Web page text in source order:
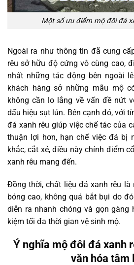
Một số ưu điểm mộ đôi đá
Ngoài ra như thông tin đã cung
rêu sở hữu độ cứng vô cùng cao,
nhất những tác động bên ngoài
khách hàng sở những mẫu mộ
không cần lo lắng về vấn đề nứt
dấu hiệu sụt lún. Bên cạnh đó, với
đá xanh rêu giúp việc chế tác của
thuận lợi hơn, hạn chế việc đá bị
khắc, cắt xẻ, điều này chính điểm
xanh rêu mang đến.
Đồng thời, chất liệu đá xanh rêu
bóng cao, không quá bắt bụi do
diễn ra nhanh chóng và gọn gàng
kiệm tối đa thời gian vệ sinh mộ.
Ý nghĩa mộ đôi đá xanh
văn hóa tâm